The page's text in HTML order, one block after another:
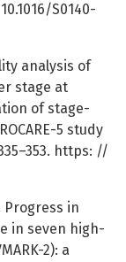
S0140-
analysis of
stage at
of stage-
5 study
https: //
Progress in
in seven high-
2): a